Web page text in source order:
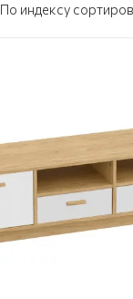
По индексу